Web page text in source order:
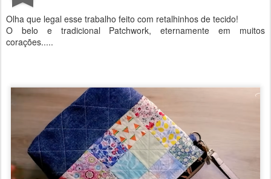
Olha que legal esse trabalho feito com retalhinhos de tecido!
O belo e tradicional Patchwork, eternamente em muitos
corações.....